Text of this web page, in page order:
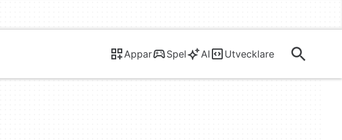
Appar Spel AI Utvecklare